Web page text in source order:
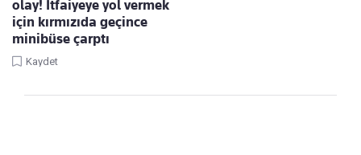
olay! İtfaiyeye yol vermek
için kırmızıda geçince
minibüse çarptı
Kaydet